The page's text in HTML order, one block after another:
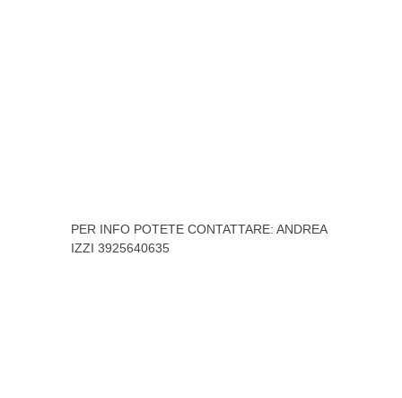
PER INFO POTETE CONTATTARE: ANDREA
IZZI 3925640635